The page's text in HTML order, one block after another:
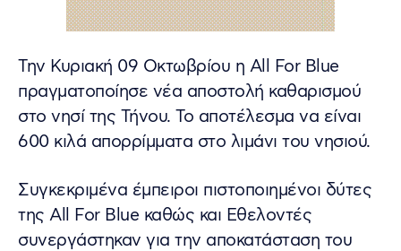
Την Κυριακή 09 Οκτωβρίου η All For Blue
πραγματοποίησε νέα αποστολή καθαρισμού
στο νησί της Τήνου. Το αποτέλεσμα να είναι
600 κιλά απορρίμματα στο λιμάνι του νησιού.
Συγκεκριμένα έμπειροι πιστοποιημένοι δύτες
της All For Blue καθώς και Εθελοντές
συνεργάστηκαν για την αποκατάσταση του